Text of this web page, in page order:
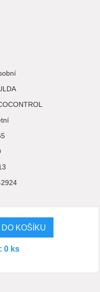
0 ks